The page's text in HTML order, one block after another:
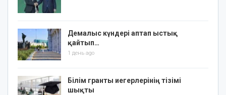
Демалыс күндері аптап ыстық
қайтып…
1 день ago
Білім гранты иегерлерінің тізімі
шықты